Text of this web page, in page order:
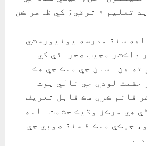
تعليم ۾ ترقيءَ کي ظاهر ڪن
سنڌ مدرسه يونيورسٽي
ڊاڪٽر مجيب صحرائي کي
ته هن اسان جي ملڪ جي هڪ
حشمت لودي جي نالي يوٿ
قائم ڪري هڪ قابل تعريف
هي مرڪز وڌيڪ حشمت الله
جيڪي ملڪ ۽ سنڌ صوبي جي